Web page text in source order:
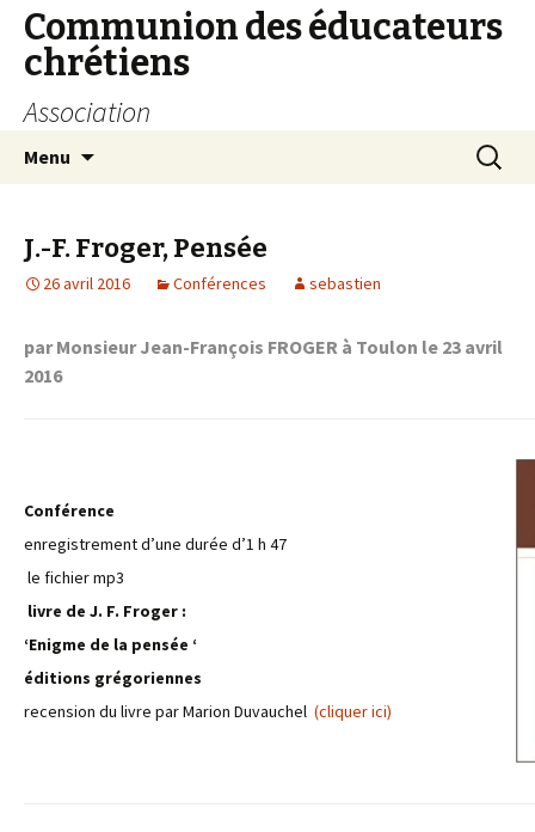
Communion des éducateurs
chrétiens
Association
Menu
J.-F. Froger, Pensée
26 avril 2016 Conférences sebastien
par Monsieur Jean-François FROGER à Toulon le 23 avril
2016
Conférence
enregistrement d’une durée d’1 h 47
le fichier mp3
livre de J. F. Froger :
‘Enigme de la pensée ‘
éditions grégoriennes
recension du livre par Marion Duvauchel (cliquer ici)